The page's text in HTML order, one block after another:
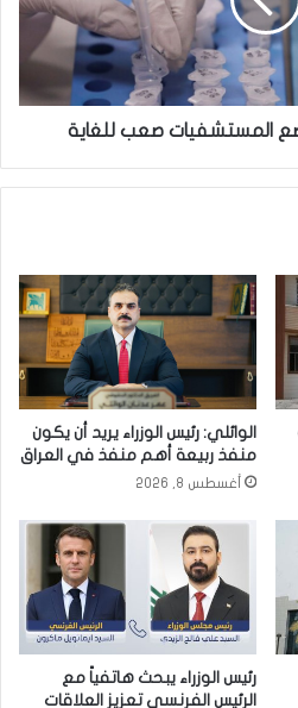
المستشفيات صعب للغاية
الوائلي: رئيس الوزراء يريد أن يكون
منفذ ربيعة أهم منفذ في العراق
أغسطس 8, 2026
رئيس الوزراء يبحث هاتفياً مع
الرئيس الفرنسي تعزيز العلاقات